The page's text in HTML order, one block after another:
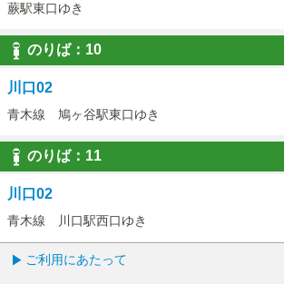
蕨駅東口ゆき
のりば： 10
10
川口02
青木線 鳩ヶ谷駅東口ゆき
のりば： 11
11
川口02
青木線 川口駅西口ゆき
ご利用にあたって